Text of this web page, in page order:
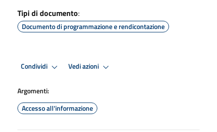
Tipi di documento:
Documento di programmazione e rendicontazione
Condividi Vedi azioni
Argomenti:
Accesso all'informazione